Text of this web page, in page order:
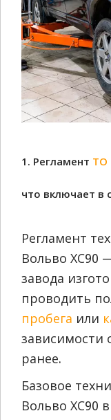
1. Регламент ТО
что включает в
Регламент
Вольво ХС90
завода
проводить
пробега или
зависимости
ранее.
Базовое
Вольво ХС90